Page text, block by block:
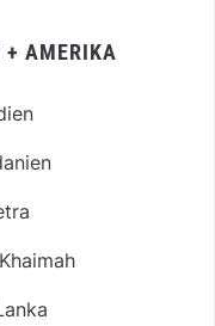
+ AMERIKA